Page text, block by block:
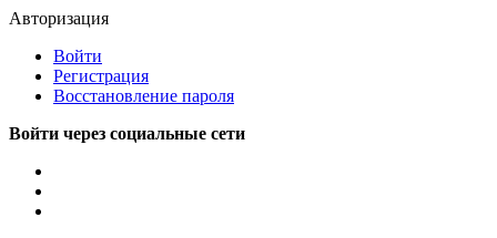
Авторизация
Войти
Регистрация
Восстановление пароля
Войти через социальные сети